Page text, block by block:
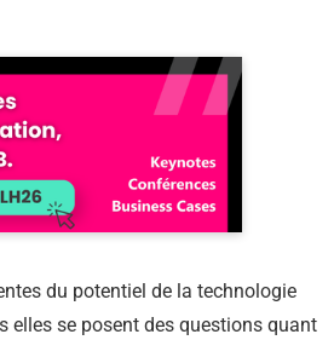
du potentiel de la technologie
elles se posent des questions quant